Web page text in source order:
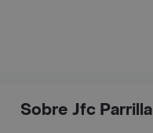
Sobre Jfc Parrilla